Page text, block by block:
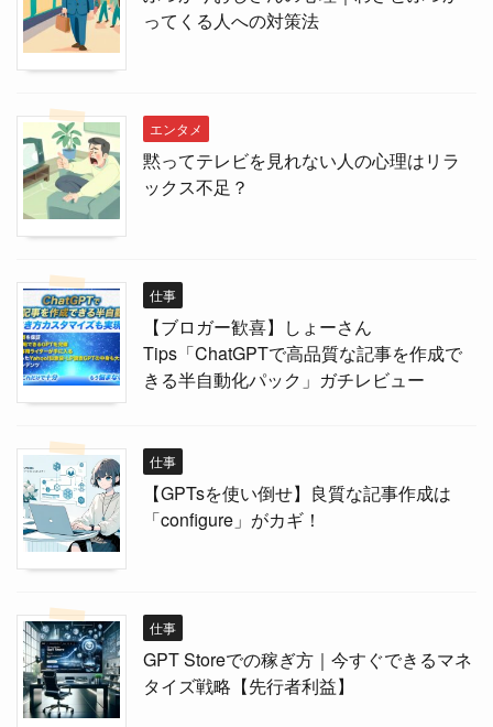
ってくる人への対策法
エンタメ
黙ってテレビを見れない人の心理はリラ
ックス不足？
仕事
【ブロガー歓喜】しょーさん
Tips「ChatGPTで高品質な記事を作成で
きる半自動化パック」ガチレビュー
仕事
【GPTsを使い倒せ】良質な記事作成は
「configure」がカギ！
仕事
GPT Storeでの稼ぎ方｜今すぐできるマネ
タイズ戦略【先行者利益】